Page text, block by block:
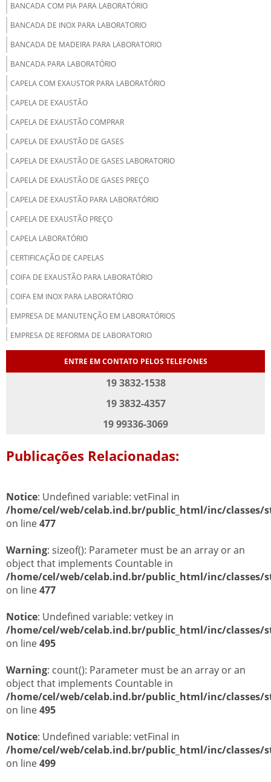
BANCADA COM PIA PARA LABORATÓRIO
BANCADA DE INOX PARA LABORATORIO
BANCADA DE MADEIRA PARA LABORATORIO
BANCADA PARA LABORATÓRIO
CAPELA COM EXAUSTOR PARA LABORATÓRIO
CAPELA DE EXAUSTÃO
CAPELA DE EXAUSTÃO COMPRAR
CAPELA DE EXAUSTÃO DE GASES
CAPELA DE EXAUSTÃO DE GASES LABORATORIO
CAPELA DE EXAUSTÃO DE GASES PREÇO
CAPELA DE EXAUSTÃO PARA LABORATÓRIO
CAPELA DE EXAUSTÃO PREÇO
CAPELA LABORATÓRIO
CERTIFICAÇÃO DE CAPELAS
COIFA DE EXAUSTÃO PARA LABORATÓRIO
COIFA EM INOX PARA LABORATÓRIO
EMPRESA DE MANUTENÇÃO EM LABORATÓRIOS
EMPRESA DE REFORMA DE LABORATORIO
FABRICA DE MOVEIS PARA LABORATORIO
MESA DE LABORATORIO
MOBILIÁRIO PARA LABORATORIO
MOVEIS EM AÇO INOX PARA LABORATORIO
MOVEIS PARA LABORATORIO DE MANIPULAÇÃO
MOVEIS PLANEJADOS PARA LABORATORIO
PROJETOS PARA LABORATÓRIOS
ENTRE EM CONTATO PELOS TELEFONES
19 3832-1538
19 3832-4357
19 99336-3069
Publicações Relacionadas:
Notice: Undefined variable: vetFinal in
/home/cel/web/celab.ind.br/public_html/inc/classes/
on line477
Warning: sizeof(): Parameter must be an array or an
object that implements Countable in
/home/cel/web/celab.ind.br/public_html/inc/classes/
on line477
Notice: Undefined variable: vetkey in
/home/cel/web/celab.ind.br/public_html/inc/classes/
on line495
Warning: count(): Parameter must be an array or an
object that implements Countable in
/home/cel/web/celab.ind.br/public_html/inc/classes/
on line495
Notice: Undefined variable: vetFinal in
/home/cel/web/celab.ind.br/public_html/inc/classes/
on line499